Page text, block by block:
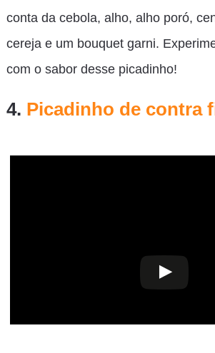
conta da cebola, alho, alho poró,
cereja e um bouquet garni.
com o sabor desse picadinho!
4. Picadinho de contra